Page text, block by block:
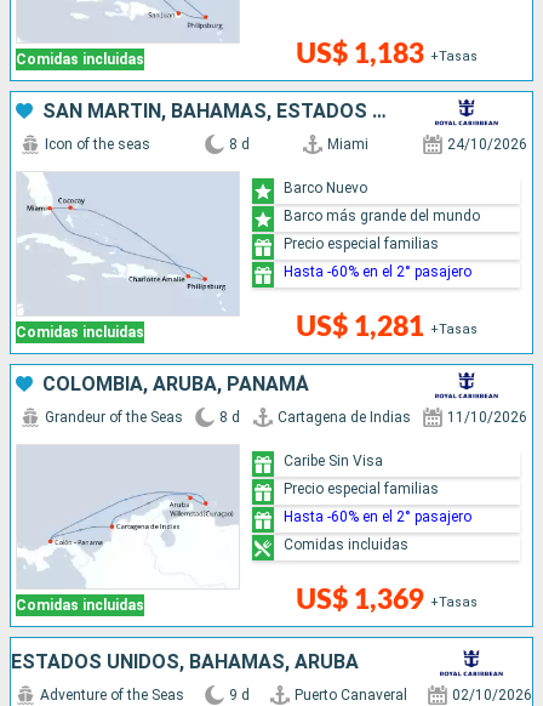
Comidas incluidas US$ 1,183 +Tasas
SAN MARTÍN, BAHAMAS, ESTADOS UNIDOS
Comidas incluidas
Icon of the seas 8 d Miami 24/10/2026
US$ 1,281 +Tasas
Barco Nuevo
Barco más grande del mundo
Precio especial familias
Hasta -60% en el 2° pasajero
COLOMBIA, ARUBA, PANAMÁ
Comidas incluidas
Grandeur of the Seas 8 d Cartagena de Indias 11/10/2026
US$ 1,369 +Tasas
Caribe Sin Visa
Precio especial familias
Hasta -60% en el 2° pasajero
Comidas incluidas
ESTADOS UNIDOS, BAHAMAS, ARUBA
Adventure of the Seas 9 d Puerto Canaveral 02/10/2026